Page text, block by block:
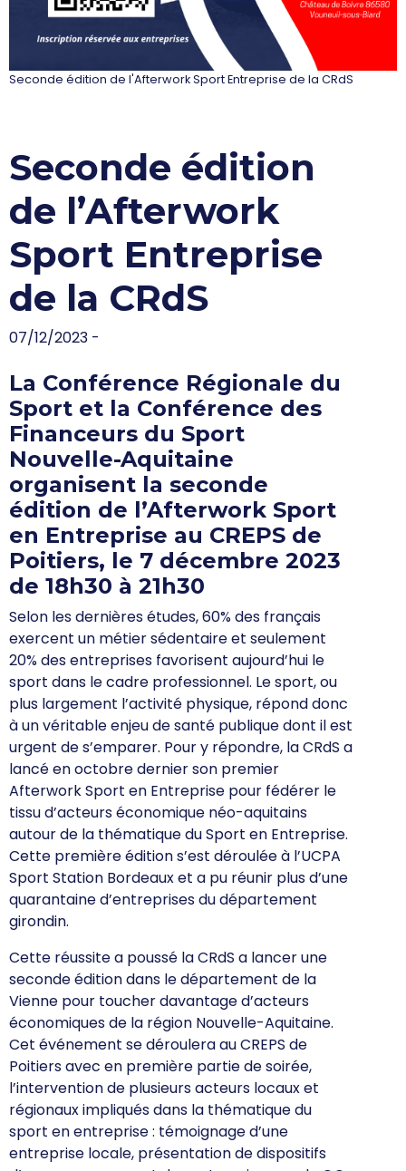
Seconde édition
de l’Afterwork
Sport Entreprise
de la CRdS
07/12/2023 -
La Conférence Régionale du
Sport et la Conférence des
Financeurs du Sport
Nouvelle-Aquitaine
organisent la seconde
édition de l’Afterwork Sport
en Entreprise au CREPS de
Poitiers, le 7 décembre 2023
de 18h30 à 21h30
Selon les dernières études, 60% des français
exercent un métier sédentaire et seulement
20% des entreprises favorisent aujourd’hui le
sport dans le cadre professionnel. Le sport, ou
plus largement l’activité physique, répond donc
à un véritable enjeu de santé publique dont il est
urgent de s’emparer. Pour y répondre, la CRdS a
lancé en octobre dernier son premier
Afterwork Sport en Entreprise pour fédérer le
tissu d’acteurs économique néo-aquitains
autour de la thématique du Sport en Entreprise.
Cette première édition s’est déroulée à l’UCPA
Sport Station Bordeaux et a pu réunir plus d’une
quarantaine d’entreprises du département
girondin.
Cette réussite a poussé la CRdS a lancer une
seconde édition dans le département de la
Vienne pour toucher davantage d’acteurs
économiques de la région Nouvelle-Aquitaine.
Cet événement se déroulera au CREPS de
Poitiers avec en première partie de soirée,
l’intervention de plusieurs acteurs locaux et
régionaux impliqués dans la thématique du
sport en entreprise : témoignage d’une
entreprise locale, présentation de dispositifs
Seconde édition de l'Afterwork Sport Entreprise de la CRdS